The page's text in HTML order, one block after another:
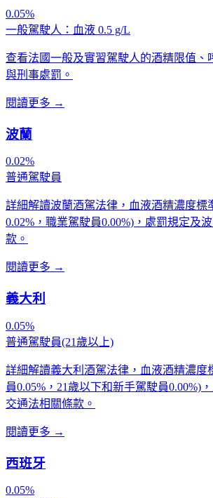
0.05%
一般駕駛人：血液 0.5 g/L
查看法國一般及實習駕駛人的酒精限值、
與刑事處罰。
閱讀更多 →
波蘭
0.02%
普通駕駛員
詳細解讀波蘭酒駕法律，血液酒精濃度標
0.02%，職業駕駛員0.00%)，處罰規定及
款。
閱讀更多 →
義大利
0.05%
普通駕駛員(21歲以上)
詳細解讀義大利酒駕法律，血液酒精濃度
員0.05%，21歲以下和新手駕駛員0.00%)
交通法相關條款。
閱讀更多 →
西班牙
0.05%